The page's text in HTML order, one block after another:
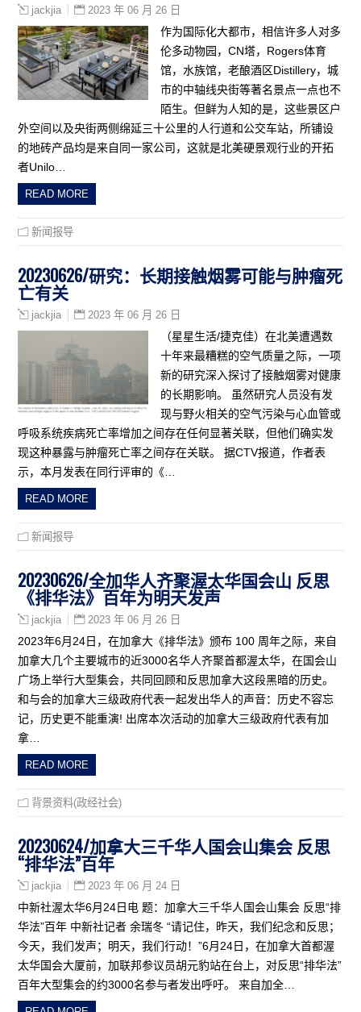
jackjia 2023 年 06 月 26 日
作为国际化大都市，相信许多人对多
伦多动物园，CN塔，Rogers体育
馆，水族馆，老酿酒区Distillery，城
市的中轴线央街等著名景点一点也不
陌生。但鲜为人知的是，这些景区户
外空间以及央街两侧绵延三十公里的人行道和公交车站，所铺设
的地砖产品均是来自同一家公司，这就是北美硬景观行业的开拓
者Unilo…
READ MORE
新闻报导
20230626/研究：长期接触烟雾可能与肿瘤死
亡有关
jackjia 2023 年 06 月 26 日
（星星生活/捷克佳）在北美遭遇数
十年来最糟糕的空气质量之际，一项
新的研究深入探讨了接触烟雾对健康
的长期影响。 虽然研究人员没有发
现与野火相关的空气污染与心血管或
呼吸系统疾病死亡率增加之间存在任何显著关联，但他们确实发
现这种暴露与肿瘤死亡率之间存在关联。 据CTV报道，作者表
示，本月发表在同行评审的《…
READ MORE
新闻报导
20230626/全加华人齐聚渥太华国会山 反思
《排华法》百年为明天发声
jackjia 2023 年 06 月 26 日
2023年6月24日，在加拿大《排华法》颁布 100 周年之际，来自
加拿大几个主要城市的近3000名华人齐聚首都渥太华，在国会山
广场上举行大型集会，共同回顾和反思加拿大这段黑暗的历史。
和与会的加拿大三级政府代表一起发出华人的声音：历史不容忘
记，历史更不能重演! 出席本次活动的加拿大三级政府代表有加
拿…
READ MORE
背景资料(政经社会)
20230624/加拿大三千华人国会山集会 反思
“排华法”百年
jackjia 2023 年 06 月 24 日
中新社渥太华6月24日电 题：加拿大三千华人国会山集会 反思“排
华法”百年 中新社记者 余瑞冬 “请记住，昨天，我们纪念和反思；
今天，我们发声；明天，我们行动！”6月24日，在加拿大首都渥
太华国会大厦前，加联邦参议员胡元豹站在台上，对反思“排华法”
百年大型集会的约3000名参与者发出呼吁。 来自加全…